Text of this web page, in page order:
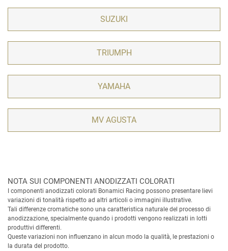
SUZUKI
TRIUMPH
YAMAHA
MV AGUSTA
NOTA SUI COMPONENTI ANODIZZATI COLORATI
I componenti anodizzati colorati Bonamici Racing possono presentare lievi
variazioni di tonalità rispetto ad altri articoli o immagini illustrative.
Tali differenze cromatiche sono una caratteristica naturale del processo di
anodizzazione, specialmente quando i prodotti vengono realizzati in lotti
produttivi differenti.
Queste variazioni non influenzano in alcun modo la qualità, le prestazioni o
la durata del prodotto.